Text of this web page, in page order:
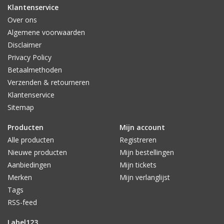
Klantenservice
Over ons
Algemene voorwaarden
Disclaimer
Privacy Policy
Betaalmethoden
Verzenden & retourneren
Klantenservice
Sitemap
Producten
Alle producten
Nieuwe producten
Aanbiedingen
Merken
Tags
RSS-feed
Mijn account
Registreren
Mijn bestellingen
Mijn tickets
Mijn verlanglijst